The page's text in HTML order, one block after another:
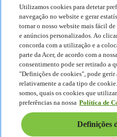
Sustentabilidade
Sustentabilidade
Responsabilidade social
Pegada de carbono do
Project Humanity
Earthion
Política de Privacidade
Política de cookies
Aviso legal
Informações legais adicionais
Política de acessibilidade
Utilizamos cookies para detetar
navegação no website e gerar
tornar o nosso website mais fácil
e anúncios personalizados. Ao
concorda com a utilização e a
parte da Acer, de acordo com a
consentimento pode ser retirado a
"Definições de cookies", pode gerir
relativamente a cada tipo de
somos, quais os cookies que
preferências na nossa Política de
Definições